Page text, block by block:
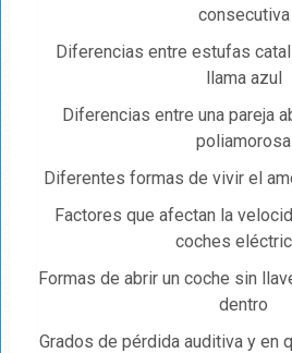
consecutiva
Diferencias entre estufas
llama azul
Diferencias entre una pareja
poliamorosa
Diferentes formas de vivir el
Factores que afectan la
coches
Formas de abrir un coche sin
dentro
Grados de pérdida auditiva y en